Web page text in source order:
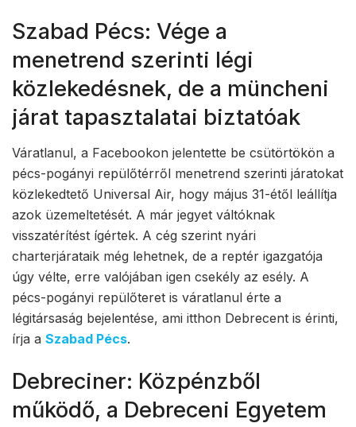
Szabad Pécs: Vége a
menetrend szerinti légi
közlekedésnek, de a müncheni
járat tapasztalatai biztatóak
Váratlanul, a Facebookon jelentette be csütörtökön a
pécs-pogányi repülőtérről menetrend szerinti járatokat
közlekedtető Universal Air, hogy május 31-étől leállítja
azok üzemeltetését. A már jegyet váltóknak
visszatérítést ígértek. A cég szerint nyári
charterjárataik még lehetnek, de a reptér igazgatója
úgy vélte, erre valójában igen csekély az esély. A
pécs-pogányi repülőteret is váratlanul érte a
légitársaság bejelentése, ami itthon Debrecent is érinti,
írja a Szabad Pécs.
Debreciner: Közpénzből
működő, a Debreceni Egyetem